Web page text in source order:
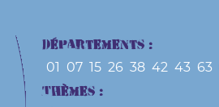
Départements :
01 07 15 26 38 42 43 63
Thèmes :